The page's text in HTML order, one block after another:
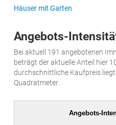
Häuser mit Garten
Angebots-
Bei aktuell 191 angebotenen
beträgt der aktuelle Anteil hier
durchschnittliche Kaufpreis liegt
Quadratmeter.
Angebots-